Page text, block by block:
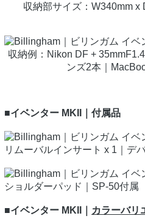
収納部サイズ：W340mm x
収納例：Nikon DF +
ンズ2本｜
■イベンター MKII｜付属品
リムーバルインサート x 1｜デ
ショルダーパッド｜SP-50付属
■イベンター MKII｜ カラーバリ